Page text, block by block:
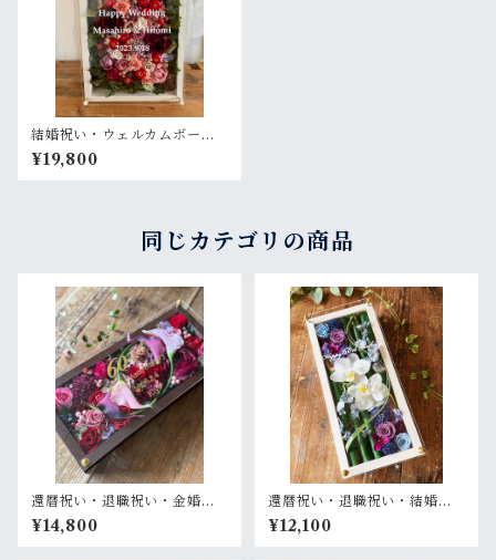
結婚祝い・ウェルカムボード
【名入れ】プリザーブドフラ
ワーアレンジ ウッドフレーム
大きい白木枠 アイビー〈ボル
¥19,800
同じカテゴリの商品
還暦祝い・退職祝い・金婚式
祝い・周年祝い【名入れ ゴー
ルド文字】プリザーブドフラ
ワーアレンジ ウッドフレーム
¥14,800
還暦祝い・退職祝い・結婚式
両親贈呈品【名入れ】プリザ
ーブドフラワーアレンジ 和風
白木枠ロング〈竹 青紫 〉名入
¥12,100